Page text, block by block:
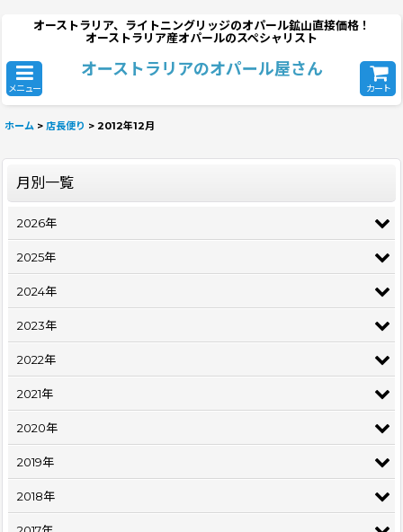
オーストラリア、ライトニングリッジのオパール鉱山直接価格！
オーストラリア産オパールのスペシャリスト
メニュー
オーストラリアのオパール屋さん
カート
ホーム > 店長便り > 2012年12月
月別一覧
2026年
2025年
2024年
2023年
2022年
2021年
2020年
2019年
2018年